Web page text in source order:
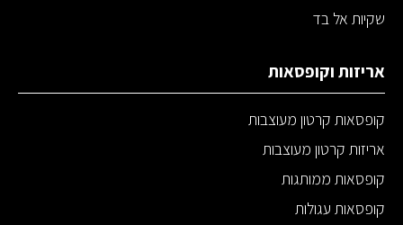
שקיות אל בד
אריזות וקופסאות
קופסאות קרטון מעוצבות
אריזות קרטון מעוצבות
קופסאות ממותגות
קופסאות עגולות